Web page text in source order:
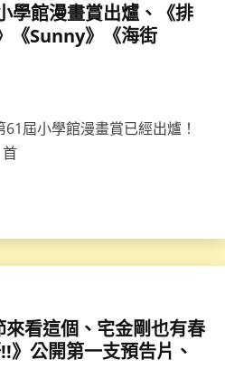
學館漫畫賞出爐、《排
《Sunny》《海街
屆小學館漫畫賞已經出爐！
來看這個、宅金剛也有春
》公開第一支預告片、